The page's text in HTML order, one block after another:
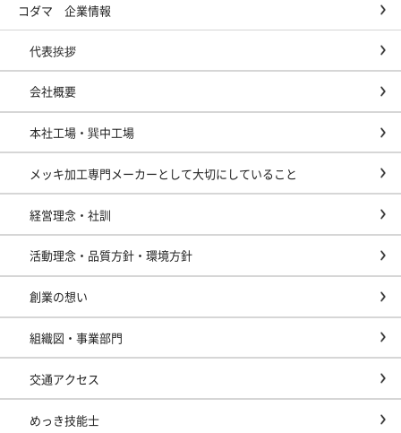
コダマ 企業情報
代表挨拶
会社概要
本社工場・巽中工場
メッキ加工専門メーカーとして大切にしていること
経営理念・社訓
活動理念・品質方針・環境方針
創業の想い
組織図・事業部門
交通アクセス
めっき技能士